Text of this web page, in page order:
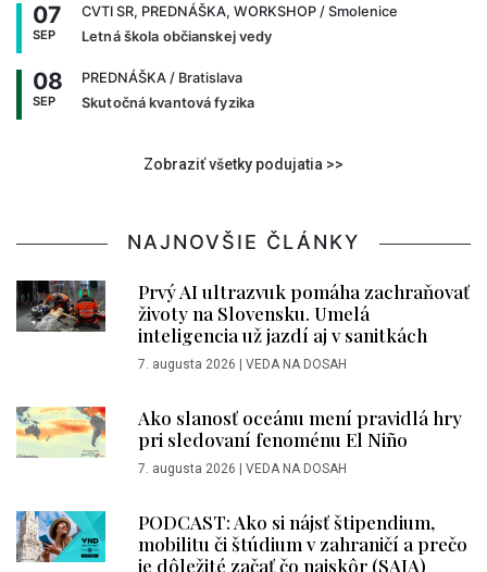
07
SEP
CVTI SR, PREDNÁŠKA, WORKSHOP / Smolenice
Letná škola občianskej vedy
08
SEP
PREDNÁŠKA / Bratislava
Skutočná kvantová fyzika
Zobraziť všetky podujatia >>
NAJNOVŠIE ČLÁNKY
Prvý AI ultrazvuk pomáha zachraňovať
životy na Slovensku. Umelá
inteligencia už jazdí aj v sanitkách
7. augusta 2026 VEDA NA DOSAH
Ako slanosť oceánu mení pravidlá hry
pri sledovaní fenoménu El Niño
7. augusta 2026 VEDA NA DOSAH
PODCAST: Ako si nájsť štipendium,
mobilitu či štúdium v zahraničí a prečo
je dôležité začať čo najskôr (SAIA)